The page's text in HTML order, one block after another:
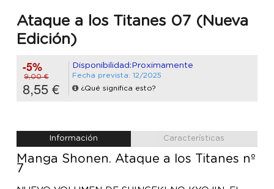
Ataque a los Titanes 07 (Nueva
Edición)
-5%
9,00 €
8,55 €
Disponibilidad:Proximamente
Fecha prevista: 12/2025
¿Qué significa esto?
Información Características
Manga Shonen. Ataque a los Titanes nº
7